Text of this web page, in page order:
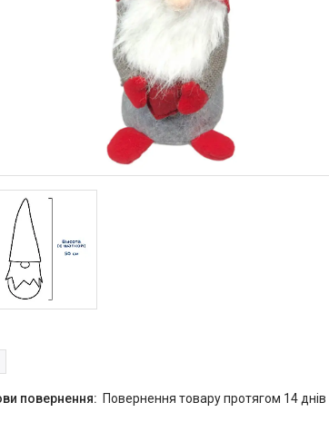
повернення товару протягом 14 днів